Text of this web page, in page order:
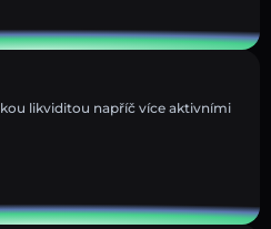
likviditou napříč více aktivními